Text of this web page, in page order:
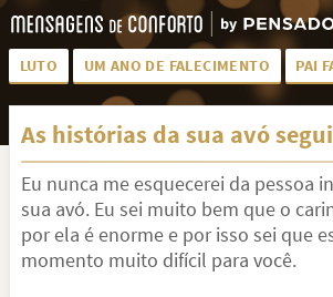
LUTO UM ANO DE FALECIMENTO PAI
LUTO PARA AMIGA
PÊSAMES PARA AMIGA
MEUS SENTIMENTOS
FRASES DE LUTO PARA AMIGO
As histórias da sua avó
Eu nunca me esquecerei da pessoa
sua avó. Eu sei muito bem que o
por ela é enorme e por isso sei que
momento muito difícil para você.